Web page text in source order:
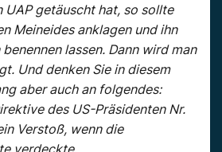
UAP getäuscht hat, so sollte
Meineides anklagen und ihn
lassen. Dann wird man
Und denken Sie in diesem
aber auch an folgendes:
des US-Präsidenten Nr.
Verstoß, wenn die
verdeckte